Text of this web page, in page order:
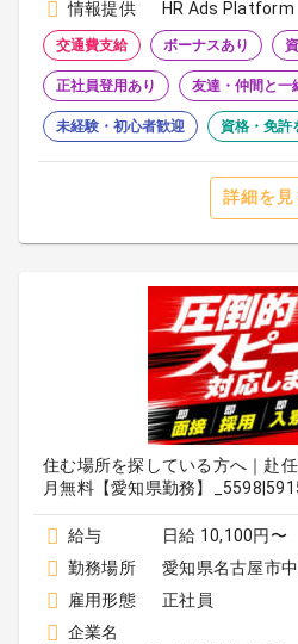
情報提供 HR Ads Platform
交通費支給 ボーナスあり
正社員登用あり 友達・仲間と一
未経験・初心者歓迎 資格・免許
詳細を見
住む場所を探している方へ｜赴
月無料【愛知県勤務】
給与
日給 10,100円〜
勤務場所
愛知県名古屋市
雇用形態
正社員
企業名